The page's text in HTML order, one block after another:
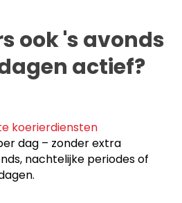
ook 's avonds
actief?
koerierdiensten
dag – zonder extra
nachtelijke periodes of